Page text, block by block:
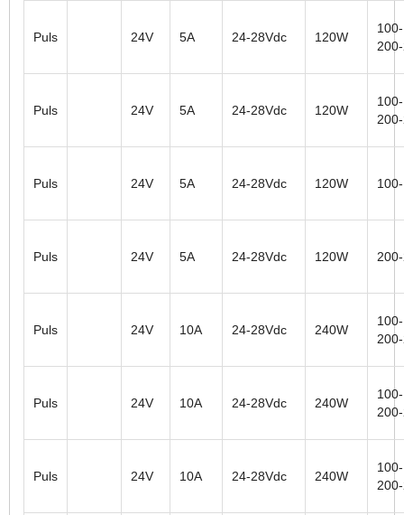
Puls 24V 5A 24-28Vdc 120W
Puls 24V 5A 24-28Vdc 120W
Puls 24V 5A 24-28Vdc 120W
Puls 24V 5A 24-28Vdc 120W
Puls 24V 10A 24-28Vdc 240W
Puls 24V 10A 24-28Vdc 240W
Puls 24V 10A 24-28Vdc 240W